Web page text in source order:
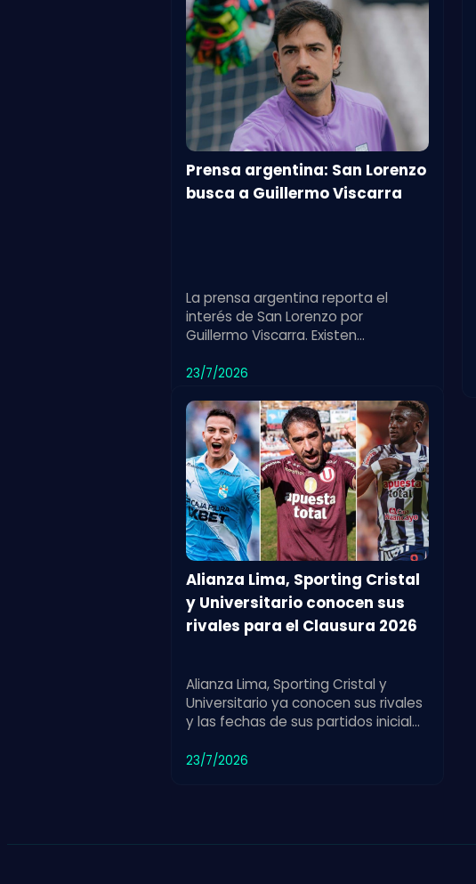
Prensa argentina: San Lorenzo
busca a Guillermo Viscarra
La prensa argentina reporta el
interés de San Lorenzo por
Guillermo Viscarra. Existen
la incorporación del jugador.
23/7/2026
Alianza Lima, Sporting Cristal
y Universitario conocen sus
rivales para el Clausura 2026
Alianza Lima, Sporting Cristal y
Universitario ya conocen sus rivales
y las fechas de sus partidos iniciales
fútbol.
23/7/2026